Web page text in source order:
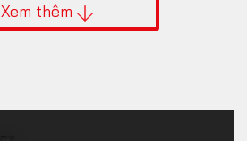
Xem thêm